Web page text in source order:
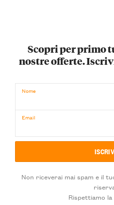
Scopri per primo
nostre offerte.
Nome
Email
Non riceverai mai spam e il
Rispettiamo